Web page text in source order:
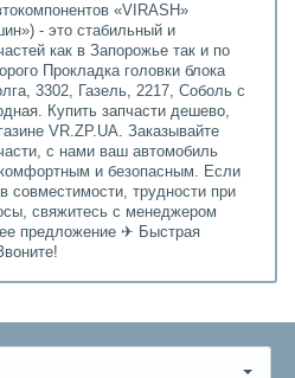
«VIRASH»
- это стабильный и
как в Запорожье так и по
Прокладка головки блока
3302, Газель, 2217, Соболь с
Купить запчасти дешево,
VR.ZP.UA. Заказывайте
с нами ваш автомобиль
комфортным и безопасным. Если
совместимости, трудности при
свяжитесь с менеджером
предложение ✈ Быстрая